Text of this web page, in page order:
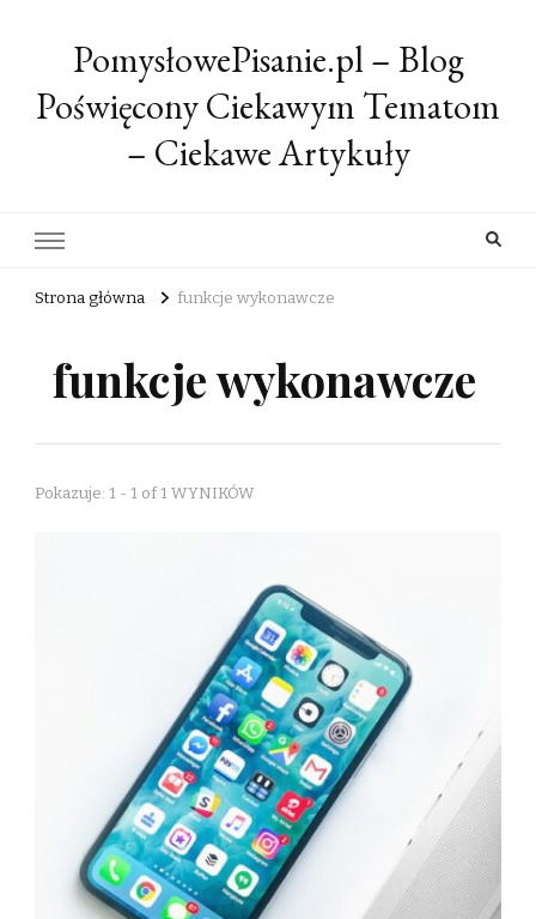
PomysłowePisanie.pl – Blog
Poświęcony Ciekawym Tematom
– Ciekawe Artykuły
Strona główna funkcje wykonawcze
funkcje wykonawcze
Pokazuje: 1 - 1 of 1 WYNIKÓW